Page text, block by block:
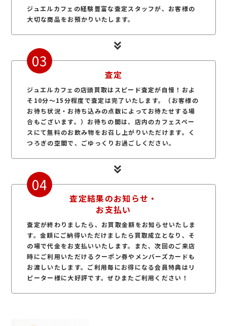
ジュエルカフェの経験豊富な査定スタッフが、お客様の
大切な商品をお預かりいたします。
査定
ジュエルカフェの店頭買取はスピード査定が自慢！およ
そ10分～15分程度で査定は完了いたします。（お客様の
お待ち状況・お持ち込みの点数によってお待たせする場
合もございます。）お待ちの間は、店内のカフェスペー
スにて無料のお飲み物をお召し上がりいただけます。く
つろぎの空間で、ごゆっくりお過ごしください。
03
査定結果のお知らせ・
お支払い
査定が終わりましたら、お買取金額をお知らせいたしま
す。金額にご納得いただけましたら買取成立となり、そ
の場で代金をお支払いいたします。また、次回のご来店
時にご利用いただけるクーポン券やメンバーズカードも
お渡しいたします。ご利用毎にお得になる会員特典はリ
ピーター様に大好評です。ぜひまたご利用ください！
04